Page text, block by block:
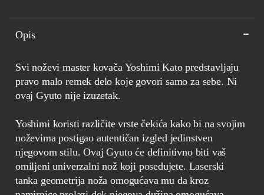
Opis
Svi noževi master kovača Yoshimi Kato predstavljaju
pravo malo remek delo koje govori samo za sebe. Ni
ovaj Gyuto nije izuzetak.
Yoshimi koristi različite vrste čekića kako bi na svojim
noževima postigao autentičan izgled jedinstven
njegovom stilu. Ovaj Gyuto će definitivno biti vaš
omiljeni univerzalni nož koji posedujete. Laserski
tanka geometrija noža omogućava mu da kroz